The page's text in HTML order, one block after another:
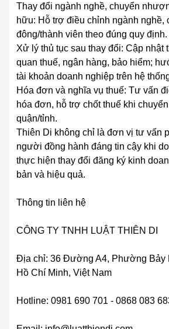
Thay đổi ngành nghề, chuyển
hữu: Hỗ trợ điều chỉnh ngành nghề,
đông/thành viên theo đúng quy định.
Xử lý thủ tục sau thay đổi: Cập nhật
quan thuế, ngân hàng, bảo hiểm;
tài khoản doanh nghiệp trên hệ
Hóa đơn và nghĩa vụ thuế: Tư vấn
hóa đơn, hỗ trợ chốt thuế khi
quận/tỉnh.
Thiên Di không chỉ là đơn vị tư vấn
người đồng hành đáng tin cậy khi
thực hiện thay đổi đăng ký kinh
bản và hiệu quả.
Thông tin liên hệ
CÔNG TY TNHH LUẬT THIÊN DI
Địa chỉ: 36 Đường A4, Phường Bảy
Hồ Chí Minh, Việt Nam
Hotline: 0981 690 701 - 0868 083